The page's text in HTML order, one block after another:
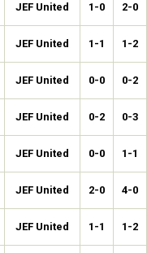
JEF United 1-0 2-0
JEF United 1-1 1-2
JEF United 0-0 0-2
JEF United 0-2 0-3
JEF United 0-0 1-1
JEF United 2-0 4-0
JEF United 1-1 1-2